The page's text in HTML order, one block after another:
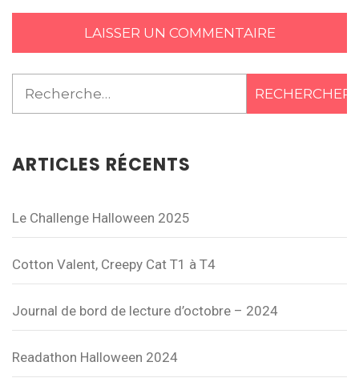
ARTICLES RÉCENTS
Le Challenge Halloween 2025
Cotton Valent, Creepy Cat T1 à T4
Journal de bord de lecture d’octobre – 2024
Readathon Halloween 2024